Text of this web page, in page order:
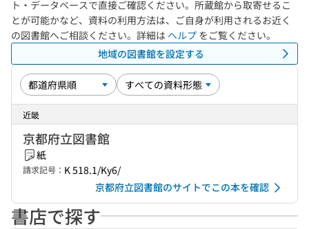
ト・データベースで直接ご確認ください。所蔵館から取寄せるこ
とが可能かなど、資料の利用方法は、ご自身が利用されるお近く
の図書館へご相談ください。詳細は ヘルプ をご覧ください。
地域の図書館を設定する
近畿
京都府立図書館
紙
請求記号： K 518.1/Ky6/
京都府立図書館のサイトでこの本を確認
書店で探す